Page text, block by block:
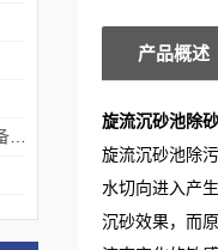
产品概述
旋流沉砂池除
旋流沉砂池除
水切向进入产
沉砂效果，而